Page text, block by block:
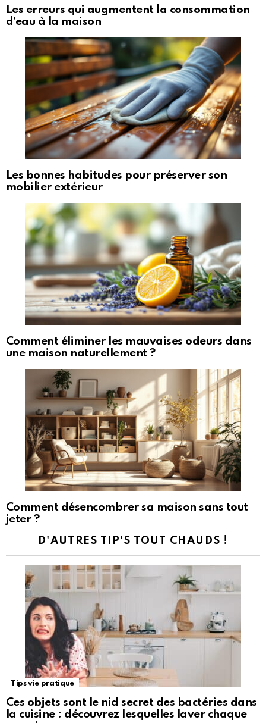
Les erreurs qui augmentent la consommation
d’eau à la maison
Les bonnes habitudes pour préserver son
mobilier extérieur
Comment éliminer les mauvaises odeurs dans
une maison naturellement ?
Comment désencombrer sa maison sans tout
jeter ?
D'AUTRES TIP'S TOUT CHAUDS !
Tips vie pratique
Ces objets sont le nid secret des bactéries dans
la cuisine : découvrez lesquelles laver chaque